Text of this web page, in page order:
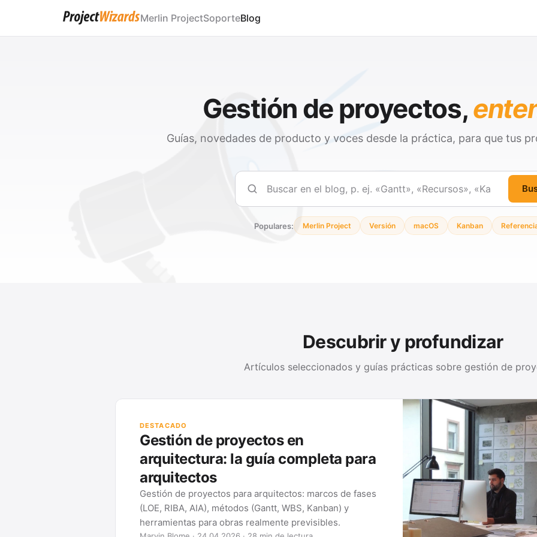
Merlin ProjectSoporteBlog
Gestión de proyectos,
Guías, novedades de producto y voces desde la práctica, para que tus
Buscar
Populares: Merlin Project Versión macOS Kanban
Descubrir y profundizar
Artículos seleccionados y guías prácticas sobre gestión de
DESTACADO
Gestión de proyectos en
arquitectura: la guía completa para
arquitectos
Gestión de proyectos para arquitectos: marcos de fases
(LOE, RIBA, AIA), métodos (Gantt, WBS, Kanban) y
herramientas para obras realmente previsibles.